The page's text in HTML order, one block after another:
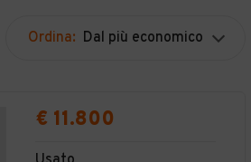
Ordina: Dal più economico
€ 11.800